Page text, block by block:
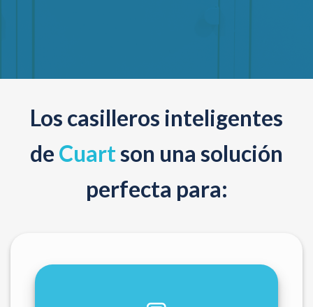
Los casilleros inteligentes
de Cuartson una solución
perfecta para: